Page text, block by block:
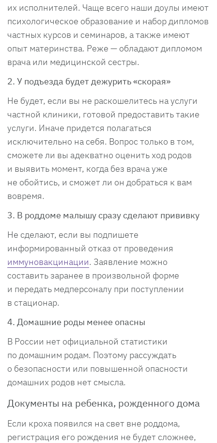
их исполнителей. Чаще всего наши доулы имеют
психологическое образование и набор дипломов
частных курсов и семинаров, а также имеют
опыт материнства. Реже — обладают дипломом
врача или медицинской сестры.
2. У подъезда будет дежурить «скорая»
Не будет, если вы не раскошелитесь на услуги
частной клиники, готовой предоставить такие
услуги. Иначе придется полагаться
исключительно на себя. Вопрос только в том,
сможете ли вы адекватно оценить ход родов
и выявить момент, когда без врача уже
не обойтись, и сможет ли он добраться к вам
вовремя.
3. В роддоме малышу сразу сделают прививку
Не сделают, если вы подпишете
информированный отказ от проведения
иммуновакцинации. Заявление можно
составить заранее в произвольной форме
и передать медперсоналу при поступлении
в стационар.
4. Домашние роды менее опасны
В России нет официальной статистики
по домашним родам. Поэтому рассуждать
о безопасности или повышенной опасности
домашних родов нет смысла.
Документы на ребенка, рожденного дома
Если кроха появился на свет вне роддома,
регистрация его рождения не будет сложнее,